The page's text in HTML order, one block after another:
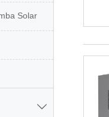
Solar
